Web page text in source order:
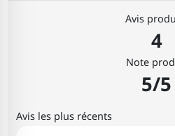
Avis
4
Note
5/5
Avis les plus récents